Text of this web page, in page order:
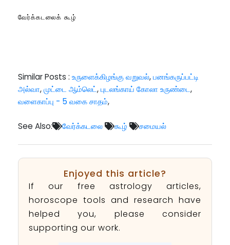
வேர்க்கடலைக் கூழ்
Similar Posts : உருளைக்கிழங்கு வறுவல்,பனங்கருப்பட்டி
அல்வா,முட்டை ஆம்லெட்,புடலங்காய் கோலா உருண்டை,
வளைகாப்பு - 5 வகை சாதம்,
See Also: வேர்க்கடலை கூழ் சமையல்
Enjoyed this article?
If our free astrology articles,
horoscope tools and research have
helped you, please consider
supporting our work.